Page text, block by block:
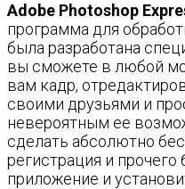
Adobe Photoshop
программа для
была разработана
вы сможете в любой
вам кадр,
своими друзьями и
невероятным ее
сделать абсолютно
регистрация и прочего
приложение и